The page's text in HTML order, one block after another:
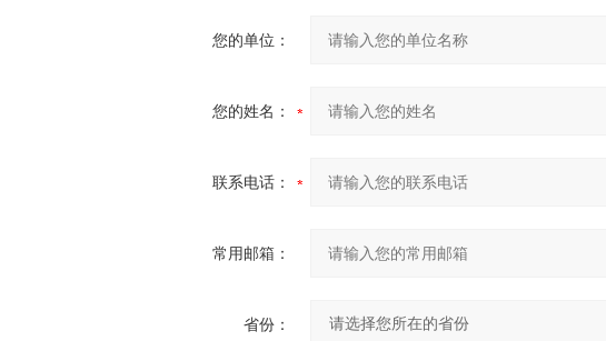
您的单位：
您的姓名：
联系电话：
常用邮箱：
省份：